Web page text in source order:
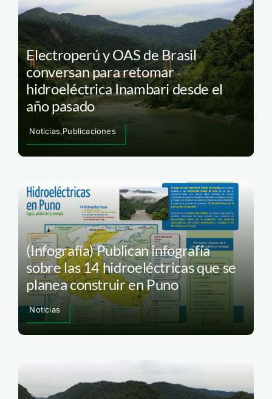
Electroperú y OAS de Brasil
conversan para retomar
hidroeléctrica Inambari desde el
año pasado
Noticias,Publicaciones
(Infografía) Publican infografía
sobre las 14 hidroeléctricas que se
planea construir en Puno
Noticias